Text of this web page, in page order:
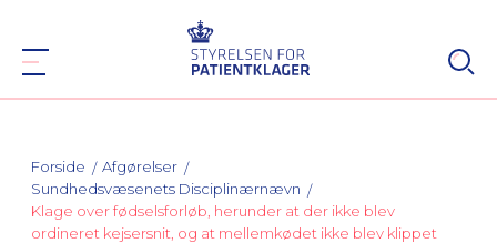
Forside
Afgørelser
Sundhedsvæsenets Disciplinærnævn
Klage over fødselsforløb, herunder at der ikke blev
ordineret kejsersnit, og at mellemkødet ikke blev klippet